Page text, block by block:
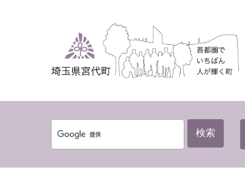
検索